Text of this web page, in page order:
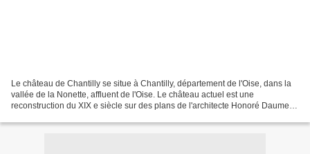
Le château de Chantilly se situe à Chantilly, département de l'Oise, dans la
vallée de la Nonette, affluent de l'Oise. Le château actuel est une
reconstruction du XIX e siècle sur des plans de l'architecte Honoré Daumet